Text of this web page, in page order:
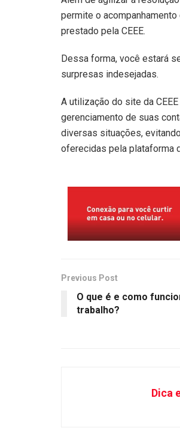
permite o
prestado pela CEEE.
Dessa forma, você estará
surpresas indesejadas.
A utilização do site da
gerenciamento de suas
diversas situações,
oferecidas pela plataforma
Previous Post
O que é e como
trabalho?
Dica